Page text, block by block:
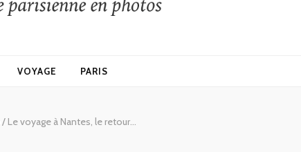
VOYAGE PARIS
/ Le voyage à Nantes, le retour…